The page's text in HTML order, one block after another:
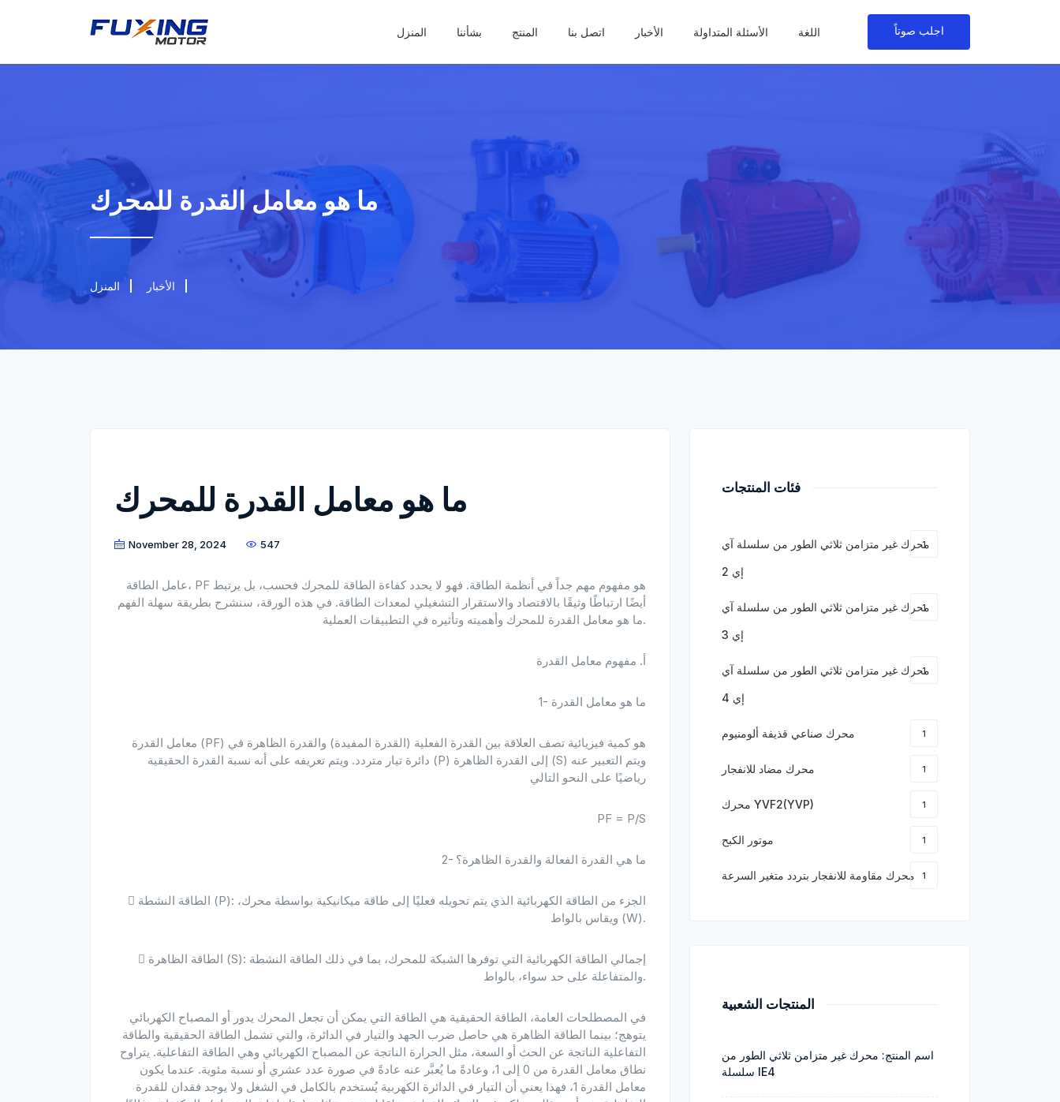
المنزل بشأننا المنتج اتصل بنا الأخبار الأسئلة المتداولة اللغة اجلب صوتاً
ما هو معامل القدرة للمحرك
المنزل الأخبار
ما هو معامل القدرة للمحرك
November 28, 2024 547
عامل الطاقة، PF هو مفهوم مهم جداً في أنظمة الطاقة. فهو لا يحدد كفاءة الطاقة للمحرك فحسب، بل يرتبط
أيضًا ارتباطًا وثيقًا بالاقتصاد والاستقرار التشغيلي لمعدات الطاقة. في هذه الورقة، سنشرح بطريقة سهلة الفهم
ما هو معامل القدرة للمحرك وأهميته وتأثيره في التطبيقات العملية.
أ. مفهوم معامل القدرة
1- ما هو معامل القدرة
معامل القدرة (PF) هو كمية فيزيائية تصف العلاقة بين القدرة الفعلية (القدرة المفيدة) والقدرة الظاهرة في
دائرة تيار متردد. ويتم تعريفه على أنه نسبة القدرة الحقيقية (P) إلى القدرة الظاهرة (S) ويتم التعبير عنه
رياضيًا على النحو التالي
PF = P/S
2- ما هي القدرة الفعالة والقدرة الظاهرة؟
 الطاقة النشطة (P): الجزء من الطاقة الكهربائية الذي يتم تحويله فعليًا إلى طاقة ميكانيكية بواسطة محرك،
ويقاس بالواط (W).
 الطاقة الظاهرة (S): إجمالي الطاقة الكهربائية التي توفرها الشبكة للمحرك، بما في ذلك الطاقة النشطة
والمتفاعلة على حد سواء، بالواط.
في المصطلحات العامة، الطاقة الحقيقية هي الطاقة التي يمكن أن تجعل المحرك يدور أو المصباح الكهربائي
يتوهج؛ بينما الطاقة الظاهرة هي حاصل ضرب الجهد والتيار في الدائرة، والتي تشمل الطاقة الحقيقية والطاقة
التفاعلية الناتجة عن الحث أو السعة، مثل الحرارة الناتجة عن المصباح الكهربائي وهي الطاقة التفاعلية. يتراوح
نطاق معامل القدرة من 0 إلى 1، وعادةً ما يُعبَّر عنه عادةً في صورة عدد عشري أو نسبة مئوية. عندما يكون
معامل القدرة 1، فهذا يعني أن التيار في الدائرة الكهربية يُستخدم بالكامل في الشغل ولا يوجد فقدان للقدرة
فئات المنتجات
محرك غير متزامن ثلاثي الطور من سلسلة آي
إي 2
1
محرك غير متزامن ثلاثي الطور من سلسلة آي
إي 3
1
محرك غير متزامن ثلاثي الطور من سلسلة آي
إي 4
1
محرك صناعي قذيفة ألومنيوم 1
محرك مضاد للانفجار 1
محرك YVF2(YVP) 1
موتور الكبح 1
محرك مقاومة للانفجار بتردد متغير السرعة 1
المنتجات الشعبية
اسم المنتج: محرك غير متزامن ثلاثي الطور من
سلسلة IE4